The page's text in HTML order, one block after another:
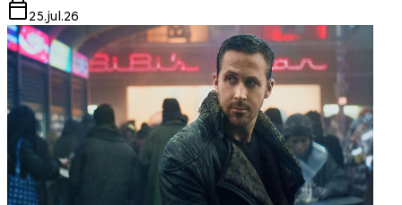
25.jul.26